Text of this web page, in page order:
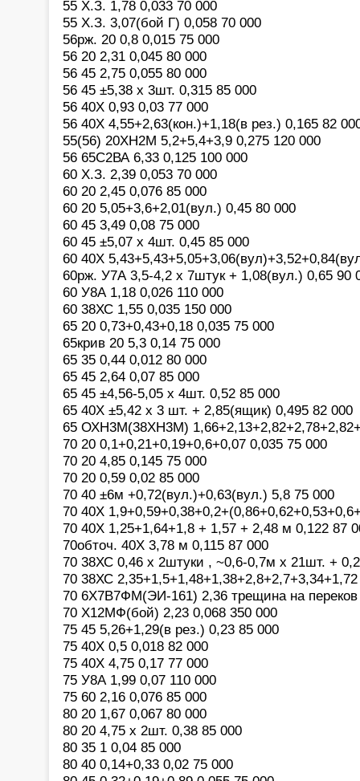
55 Х.З. 1,78 0,033 70 000
55 Х.З. 3,07(бой Г) 0,058 70 000
56рж. 20 0,8 0,015 75 000
56 20 2,31 0,045 80 000
56 45 2,75 0,055 80 000
56 45 ±5,38 х 3шт. 0,315 85 000
56 40Х 0,93 0,03 77 000
56 40Х 4,55+2,63(кон.)+1,18(в рез.) 0,165 82
55(56) 20ХН2М 5,2+5,4+3,9 0,275 120 000
56 65С2ВА 6,33 0,125 100 000
60 Х.З. 2,39 0,053 70 000
60 20 2,45 0,076 85 000
60 20 5,05+3,6+2,01(вул.) 0,45 80 000
60 45 3,49 0,08 75 000
60 45 ±5,07 х 4шт. 0,45 85 000
60 40Х
60рж. У7А 3,5-4,2 х 7штук + 1,08(вул.) 0,65 90
60 У8А 1,18 0,026 110 000
60 38ХС 1,55 0,035 150 000
65 20 0,73+0,43+0,18 0,035 75 000
65крив 20 5,3 0,14 75 000
65 35 0,44 0,012 80 000
65 45 2,64 0,07 85 000
65 45 ±4,56-5,05 х 4шт. 0,52 85 000
65 40Х ±5,42 х 3 шт. + 2,85(ящик) 0,495 82 000
65 ОХН3М(38ХН3М)
70 20 0,1+0,21+0,19+0,6+0,07 0,035 75 000
70 20 4,85 0,145 75 000
70 20 0,59 0,02 85 000
70 40 ±6м +0,72(вул.)+0,63(вул.) 5,8 75 000
70 40Х
70 40Х 1,25+1,64+1,8 + 1,57 + 2,48 м 0,122 87
70обточ. 40Х 3,78 м 0,115 87 000
70 38ХС 0,46 х 2штуки , ~0,6-0,7м х 21шт. +
70 38ХС
70 6Х7В7ФМ(ЭИ-161) 2,36 трещина на переков
70 Х12МФ(бой) 2,23 0,068 350 000
75 45 5,26+1,29(в рез.) 0,23 85 000
75 40Х 0,5 0,018 82 000
75 40Х 4,75 0,17 77 000
75 У8А 1,99 0,07 110 000
75 60 2,16 0,076 85 000
80 20 1,67 0,067 80 000
80 20 4,75 х 2шт. 0,38 85 000
80 35 1 0,04 85 000
80 40 0,14+0,33 0,02 75 000